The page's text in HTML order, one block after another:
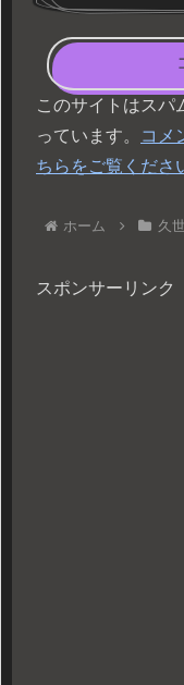
このサイトはスパ
っています。
コメ
ちらをご覧くださ
ホーム 久
スポンサーリンク